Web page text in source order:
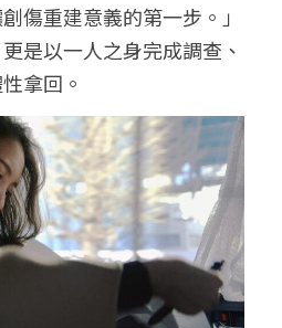
傷重建意義的第一步。」
是以一人之身完成調查、
拿回。